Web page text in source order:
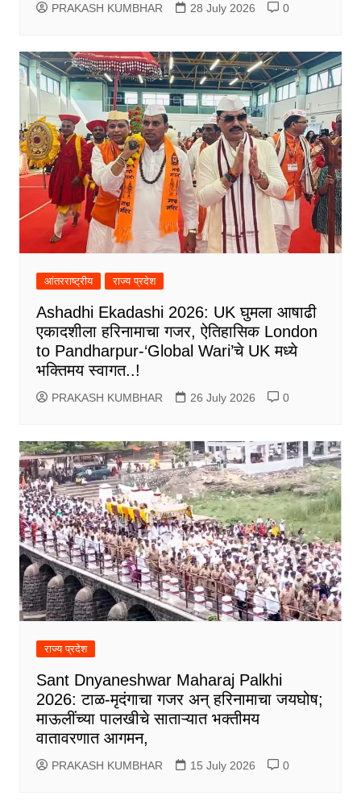
PRAKASH KUMBHAR 28 July 2026 0
आंतरराष्ट्रीय राज्य प्रदेश
Ashadhi Ekadashi 2026: UK घुमला आषाढी
एकादशीला हरिनामाचा गजर, ऐतिहासिक London
to Pandharpur-‘Global Wari’चे UK मध्ये
भक्तिमय स्वागत..!
PRAKASH KUMBHAR 26 July 2026 0
राज्य प्रदेश
Sant Dnyaneshwar Maharaj Palkhi
2026: टाळ-मृदंगाचा गजर अन् हरिनामाचा जयघोष;
माऊलींच्या पालखीचे साताऱ्यात भक्तीमय
वातावरणात आगमन,
PRAKASH KUMBHAR 15 July 2026 0